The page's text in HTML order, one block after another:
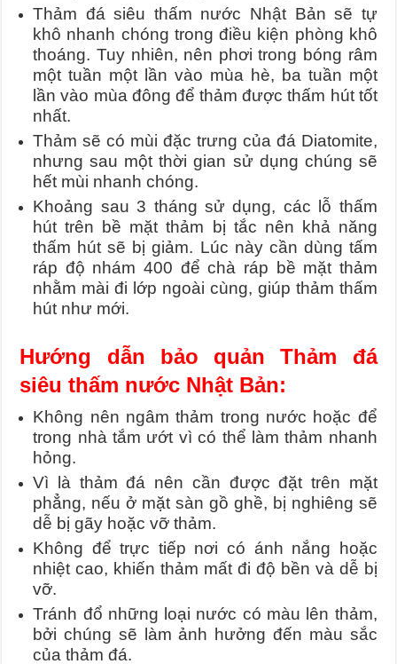
Thảm đá siêu thấm nước Nhật Bản sẽ tự
khô nhanh chóng trong điều kiện phòng khô
thoáng. Tuy nhiên, nên phơi trong bóng râm
một tuần một lần vào mùa hè, ba tuần một
lần vào mùa đông để thảm được thấm hút tốt
nhất.
Thảm sẽ có mùi đặc trưng của đá Diatomite,
nhưng sau một thời gian sử dụng chúng sẽ
hết mùi nhanh chóng.
Khoảng sau 3 tháng sử dụng, các lỗ thấm
hút trên bề mặt thảm bị tắc nên khả năng
thấm hút sẽ bị giảm. Lúc này cần dùng tấm
ráp độ nhám 400 để chà ráp bề mặt thảm
nhằm mài đi lớp ngoài cùng, giúp thảm thấm
hút như mới.
Hướng dẫn bảo quản Thảm đá
siêu thấm nước Nhật Bản:
Không nên ngâm thảm trong nước hoặc để
trong nhà tắm ướt vì có thể làm thảm nhanh
hỏng.
Vì là thảm đá nên cần được đặt trên mặt
phẳng, nếu ở mặt sàn gồ ghề, bị nghiêng sẽ
dễ bị gãy hoặc vỡ thảm.
Không để trực tiếp nơi có ánh nắng hoặc
nhiệt cao, khiến thảm mất đi độ bền và dễ bị
vỡ.
Tránh đổ những loại nước có màu lên thảm,
bởi chúng sẽ làm ảnh hưởng đến màu sắc
của thảm đá.